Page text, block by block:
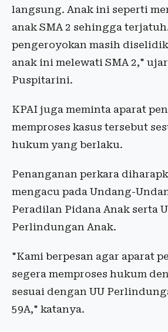
langsung. Anak ini seperti
anak SMA 2 sehingga
pengeroyokan masih
anak ini melewati SMA 2,"
Puspitarini.
KPAI juga meminta aparat
memproses kasus tersebut
hukum yang berlaku.
Penanganan perkara
mengacu pada Undang-
Peradilan Pidana Anak serta
Perlindungan Anak.
"Kami berpesan agar aparat
segera memproses hukum
sesuai dengan UU
59A," katanya.